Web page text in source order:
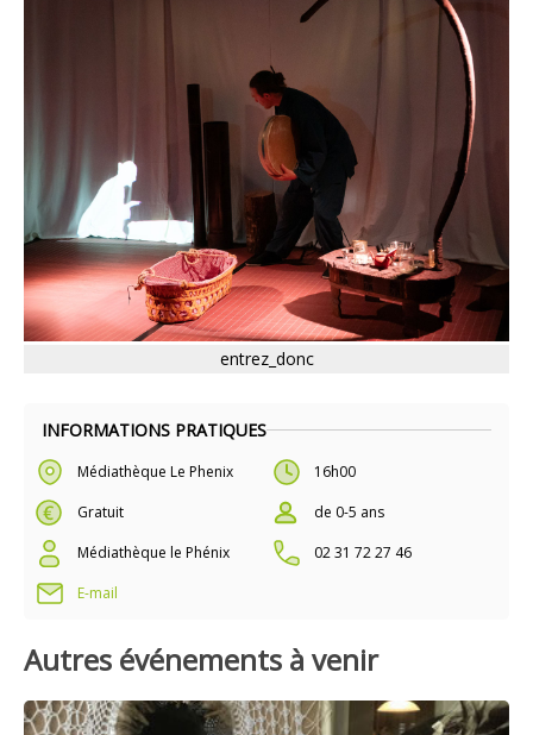
INFORMATIONS PRATIQUES
Médiathèque Le Phenix
16h00
Gratuit
de 0-5 ans
Médiathèque le Phénix
02 31 72 27 46
E-mail
entrez_donc
Autres événements à venir